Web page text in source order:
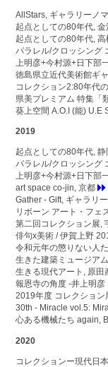
AllStars, ギャラリーノ
起点としての80年代, 金
起点としての80年代,
パラレル/クロッシング
上明彦+今村源+日下部
徳島県立近代美術館ギ
コレクション2:80年代
県美プレミアム 特集「
葵上空間 A.O.I (能) U.E
2019
起点としての80年代,
パラレル/クロッシング
上明彦+今村源+日下部
art space co-jin, 京都
Gather - Gift, ギャラリ
リボーン アート・フェ
第二回コレクション展,
俳句x美術 / 伊賀上野
令和元年の懲りない人
生きた建築ミュージア
生きる現代アート, 原
報恩寺の角度 -井上明
2019年度 コレクショ
30th - Miracle vol.5:
心ある機械たち again,
2020
コレクションー現代日